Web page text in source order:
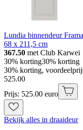
Lundia binnendeur
68 x 211,5 cm
367.50 met Club Karwei
30% korting30% korting
30% korting,
525.00
Prijs: 525.00 euro
Bekijk alles in draaideur